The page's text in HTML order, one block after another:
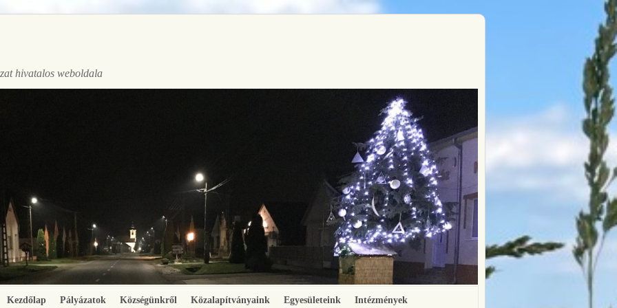
hivatalos weboldala
Kezdőlap Pályázatok Községünkről Közalapítványaink Egyesületeink Intézmények